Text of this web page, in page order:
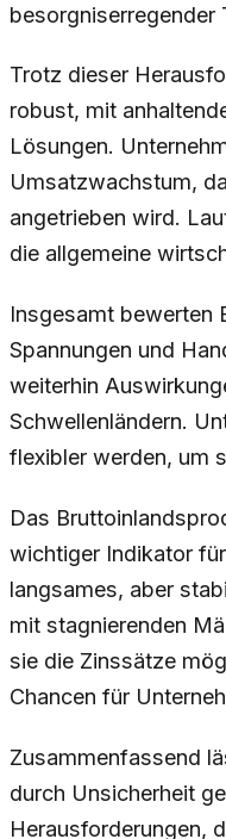
besorgniserregender
Trotz dieser
robust, mit
Lösungen.
Umsatzwachstum,
angetrieben wird.
die allgemeine
Insgesamt bewerten
Spannungen und
weiterhin
Schwellenländern.
flexibler werden, um
Das
wichtiger Indikator
langsames, aber
mit stagnierenden
sie die Zinssätze
Chancen für
Zusammenfassend
durch Unsicherheit
Herausforderungen,